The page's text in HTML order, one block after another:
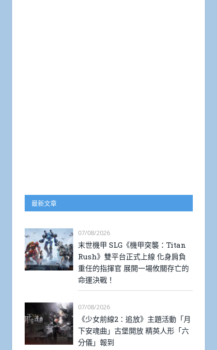
最新文章
07/08/2026
末世機甲 SLG《機甲突襲：Titan
Rush》雙平台正式上線 化身肩負
重任的指揮官 展開一場攸關存亡的
命運決戰！
07/08/2026
《少女前線2：追放》主題活動「月
下安魂曲」古堡開放 精英人形「六
分儀」報到